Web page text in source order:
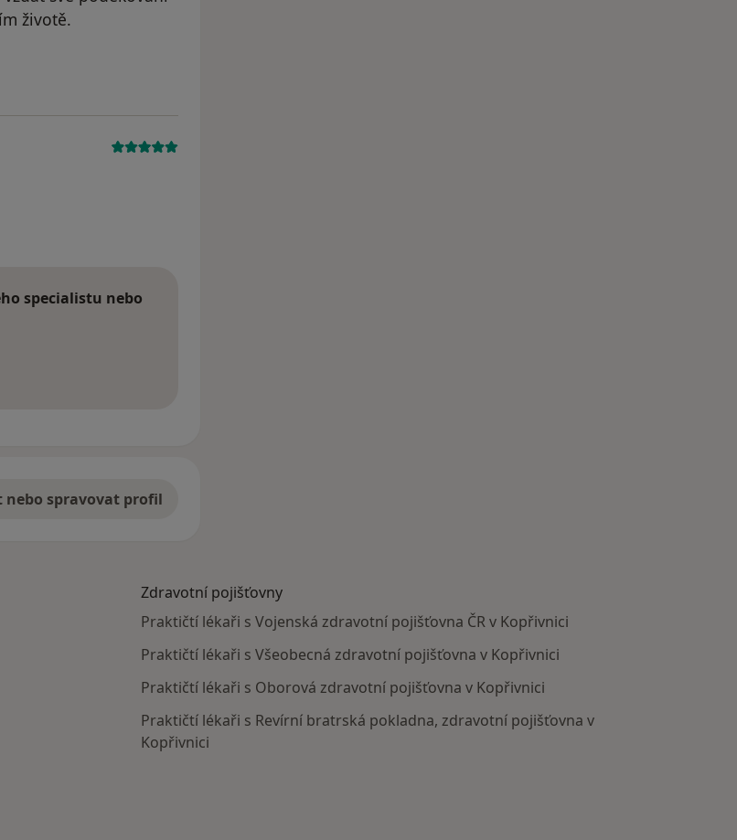
životě.
specialistu nebo
nebo spravovat profil
Zdravotní pojišťovny
Praktičtí lékaři s Vojenská zdravotní pojišťovna ČR v Kopřivnici
Praktičtí lékaři s Všeobecná zdravotní pojišťovna v Kopřivnici
Praktičtí lékaři s Oborová zdravotní pojišťovna v Kopřivnici
Praktičtí lékaři s Revírní bratrská pokladna, zdravotní pojišťovna v
Kopřivnici